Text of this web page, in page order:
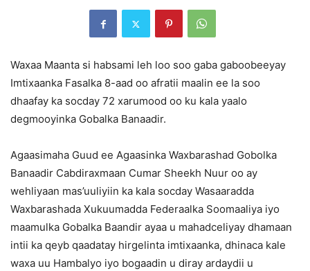
Waxaa Maanta si habsami leh loo soo gaba gaboobeeyay
Imtixaanka Fasalka 8-aad oo afratii maalin ee la soo
dhaafay ka socday 72 xarumood oo ku kala yaalo
degmooyinka Gobalka Banaadir.
Agaasimaha Guud ee Agaasinka Waxbarashad Gobolka
Banaadir Cabdiraxmaan Cumar Sheekh Nuur oo ay
wehliyaan mas’uuliyiin ka kala socday Wasaaradda
Waxbarashada Xukuumadda Federaalka Soomaaliya iyo
maamulka Gobalka Baandir ayaa u mahadceliyay dhamaan
intii ka qeyb qaadatay hirgelinta imtixaanka, dhinaca kale
waxa uu Hambalyo iyo bogaadin u diray ardaydii u